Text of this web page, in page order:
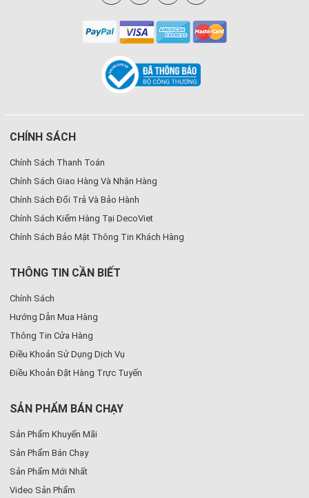
CHÍNH SÁCH
Chính Sách Thanh Toán
Chính Sách Giao Hàng Và Nhận Hàng
Chính Sách Đổi Trả Và Bảo Hành
Chính Sách Kiểm Hàng Tại DecoViet
Chính Sách Bảo Mật Thông Tin Khách Hàng
THÔNG TIN CẦN BIẾT
Chính Sách
Hướng Dẫn Mua Hàng
Thông Tin Cửa Hàng
Điều Khoản Sử Dụng Dịch Vụ
Điều Khoản Đặt Hàng Trực Tuyến
SẢN PHẨM BÁN CHẠY
Sản Phẩm Khuyến Mãi
Sản Phẩm Bán Chạy
Sản Phẩm Mới Nhất
Video Sản Phẩm